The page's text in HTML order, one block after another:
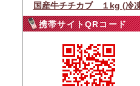
国産牛チチカブ １kg (冷
携帯サイトQRコード